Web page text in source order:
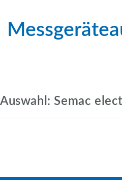
Auswahl: Semac